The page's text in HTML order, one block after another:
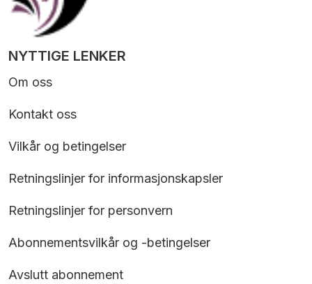
NYTTIGE LENKER
Om oss
Kontakt oss
Vilkår og betingelser
Retningslinjer for informasjonskapsler
Retningslinjer for personvern
Abonnementsvilkår og -betingelser
Avslutt abonnement